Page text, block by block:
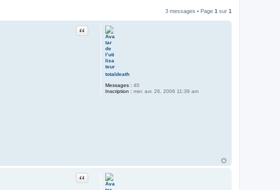
3 messages • Page 1 sur 1
totaldeath
Messages : 40
Inscription : mer. avr. 26, 2006 11:39 am
Citer
Citer